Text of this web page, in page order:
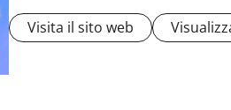
Visita il sito web